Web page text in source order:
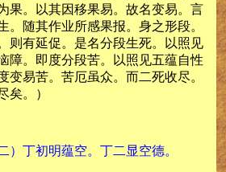
果。以其因移果易。故名变易。言
。随其作业所感果报。身之形段。
则有延促。是名分段生死。以照见
障。即度分段苦。以照见五蕴自性
变易苦。苦厄虽众。而二死收尽。
矣。）
）丁初明蕴空。丁二显空德。